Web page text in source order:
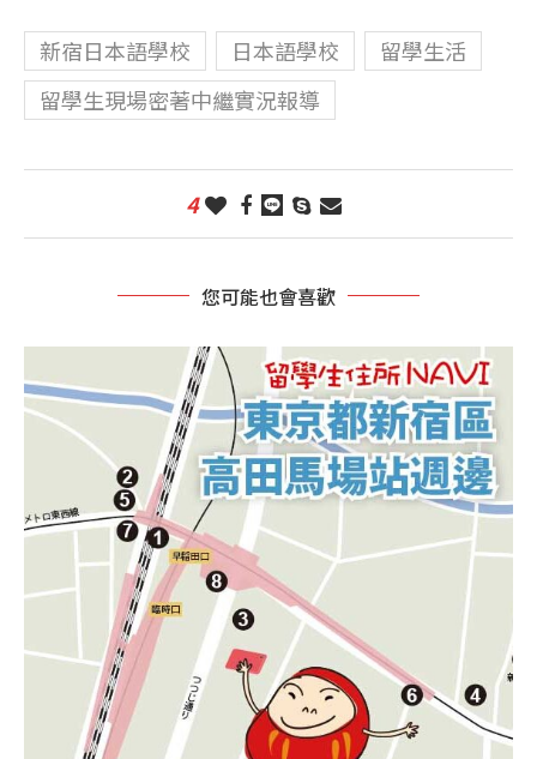
新宿日本語學校 日本語學校
留學生活
留學生現場密著中繼實況報導
4
您可能也會喜歡